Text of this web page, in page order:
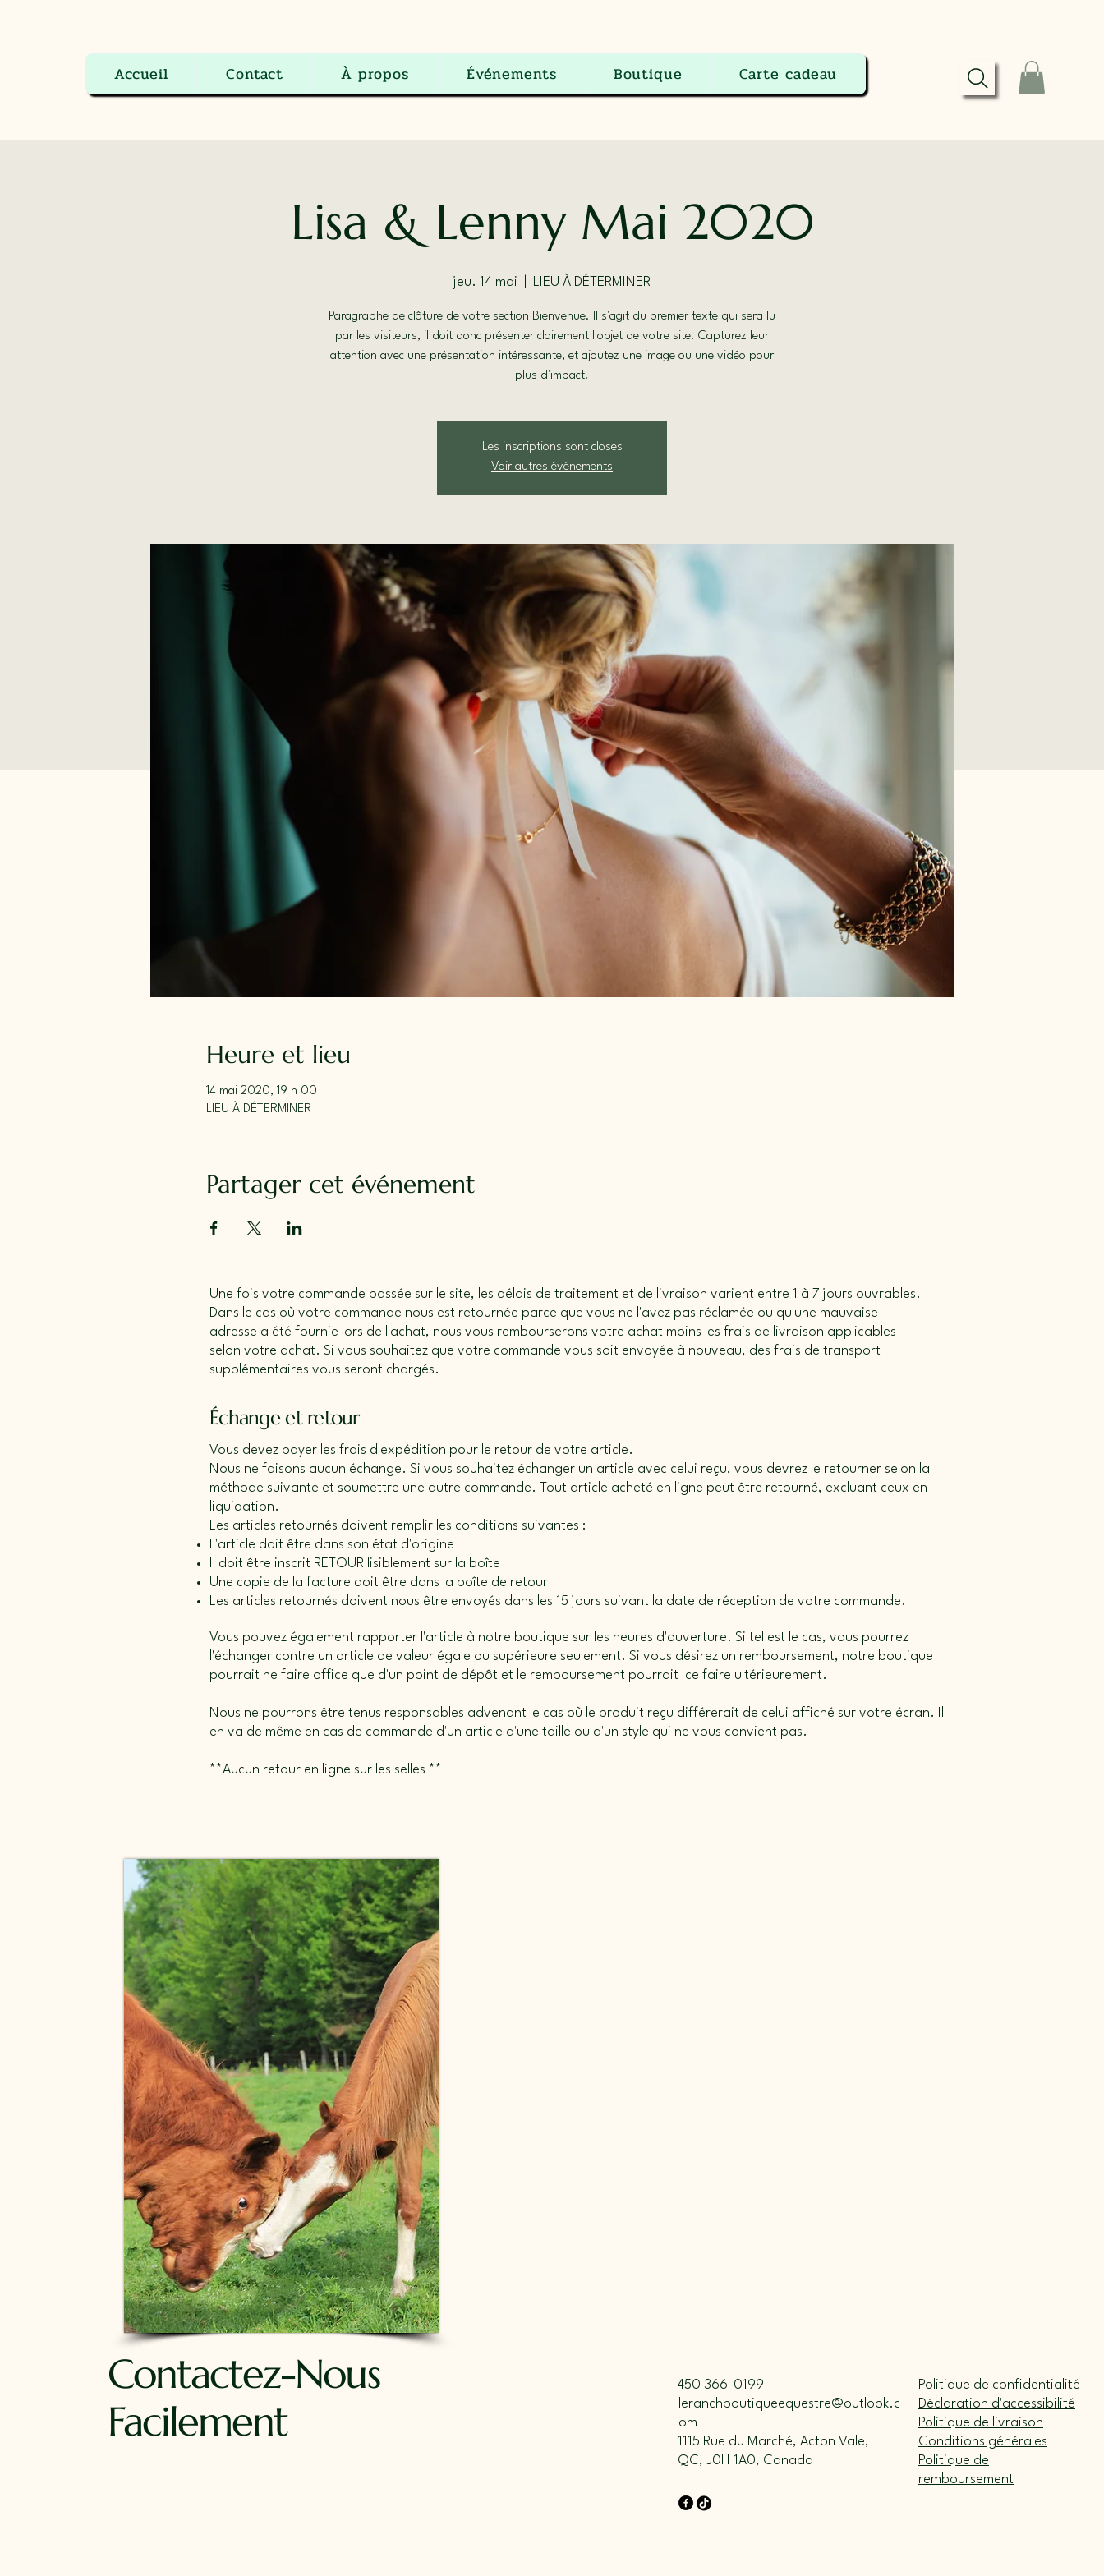
Accueil Contact À propos Événements Boutique Carte cadeau
Lisa & Lenny Mai 2020
jeu. 14 mai LIEU À DÉTERMINER
Paragraphe de clôture de votre section Bienvenue. Il s'agit du premier texte qui sera lu
par les visiteurs, il doit donc présenter clairement l'objet de votre site. Capturez leur
attention avec une présentation intéressante, et ajoutez une image ou une vidéo pour
plus d'impact.
Les inscriptions sont closes
Voir autres événements
Heure et lieu
14 mai 2020, 19 h 00
LIEU À DÉTERMINER
Partager cet événement
Une fois votre commande passée sur le site, les délais de traitement et de livraison varient entre 1 à 7 jours ouvrables.
Dans le cas où votre commande nous est retournée parce que vous ne l'avez pas réclamée ou qu'une mauvaise
adresse a été fournie lors de l'achat, nous vous rembourserons votre achat moins les frais de livraison applicables
selon votre achat. Si vous souhaitez que votre commande vous soit envoyée à nouveau, des frais de transport
supplémentaires vous seront chargés.
Échange et retour
Contactez-Nous
Facilement
450 366-0199
leranchboutiqueequestre@outlook.c
om
1115 Rue du Marché, Acton Vale,
QC, J0H 1A0, Canada
Politique de confidentialité
Déclaration d'accessibilité
Politique de livraison
Conditions générales
Politique de
remboursement
Vous devez payer les frais d'expédition pour le retour de votre article.
Nous ne faisons aucun échange. Si vous souhaitez échanger un article avec celui reçu, vous devrez le retourner selon la
méthode suivante et soumettre une autre commande. Tout article acheté en ligne peut être retourné, excluant ceux en
liquidation.
Les articles retournés doivent remplir les conditions suivantes :
L'article doit être dans son état d'origine
Il doit être inscrit RETOUR lisiblement sur la boîte
Une copie de la facture doit être dans la boîte de retour
Les articles retournés doivent nous être envoyés dans les 15 jours suivant la date de réception de votre commande.
Vous pouvez également rapporter l'article à notre boutique sur les heures d'ouverture. Si tel est le cas, vous pourrez
l'échanger contre un article de valeur égale ou supérieure seulement. Si vous désirez un remboursement, notre boutique
pourrait ne faire office que d'un point de dépôt et le remboursement pourrait ce faire ultérieurement.
Nous ne pourrons être tenus responsables advenant le cas où le produit reçu différerait de celui affiché sur votre écran. Il
en va de même en cas de commande d'un article d'une taille ou d'un style qui ne vous convient pas.
**Aucun retour en ligne sur les selles **